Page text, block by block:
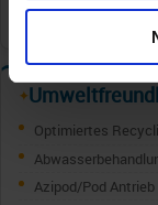
✦
Optimiertes
Azipod/Pod Antrieb